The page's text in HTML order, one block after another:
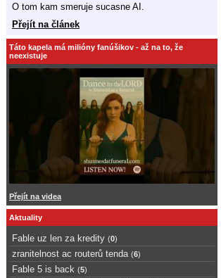
O tom kam smeruje sucasne AI.
Přejít na článek
Táto kapela má milióny fanúšikov - až na to, že
neexistuje
Přejít na videa
Aktuality
Fable uz len za kredity (0)
zranitelnost ac routerů tenda (6)
Fable 5 is back (5)